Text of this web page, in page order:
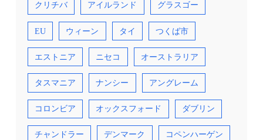
クリチバ アイルランド グラスゴー
EU ウィーン タイ つくば市
エストニア ニセコ オーストラリア
タスマニア ナンシー アングレーム
コロンビア オックスフォード ダブリン
チャンドラー デンマーク コペンハーゲン